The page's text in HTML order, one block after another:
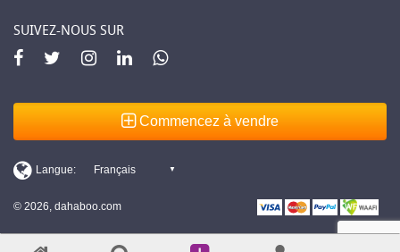
SUIVEZ-NOUS SUR
Commencez à vendre
© 2026, dahaboo.com